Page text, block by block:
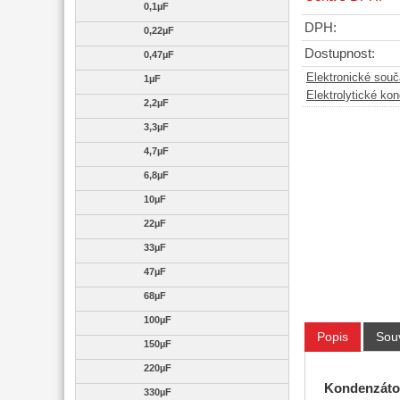
DPH:
Dostupnost:
Elektronické
Elektrolytické
Popis
K
0,1µF
0,22µF
0,47µF
1µF
2,2µF
3,3µF
4,7µF
6,8µF
10µF
22µF
33µF
47µF
68µF
100µF
150µF
220µF
330µF